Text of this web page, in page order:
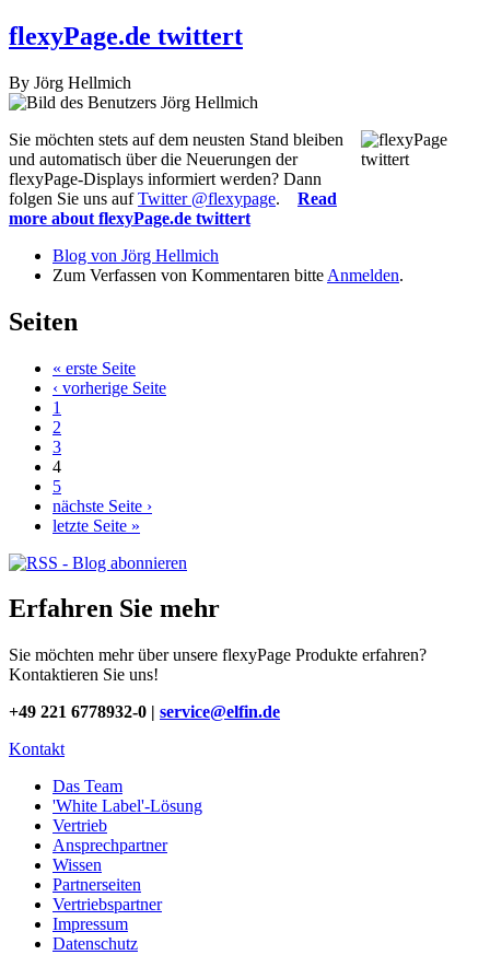
flexyPage.de twittert
By Jörg Hellmich
Sie möchten stets auf dem neusten Stand bleiben
und automatisch über die Neuerungen der
flexyPage-Displays informiert werden? Dann
folgen Sie uns aufTwitter @flexypage. Read
more about flexyPage.de twittert
Blog von Jörg Hellmich
Zum Verfassen von Kommentaren bitte Anmelden.
Seiten
« erste Seite
‹ vorherige Seite
1
2
3
4
5
nächste Seite ›
letzte Seite »
Erfahren Sie mehr
Sie möchten mehr über unsere flexyPage Produkte erfahren?
Kontaktieren Sie uns!
+49 221 6778932-0 | service@elfin.de
Kontakt
Das Team
'White Label'-Lösung
Vertrieb
Ansprechpartner
Wissen
Partnerseiten
Vertriebspartner
Impressum
Datenschutz